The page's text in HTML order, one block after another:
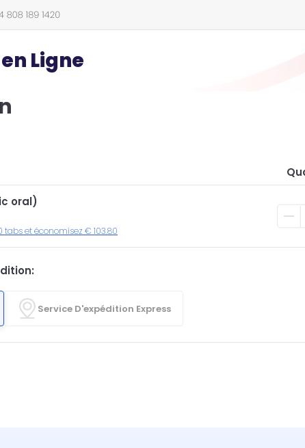
Ligne
oral)
tabs et économisez € 103.80
Service D'expédition Express